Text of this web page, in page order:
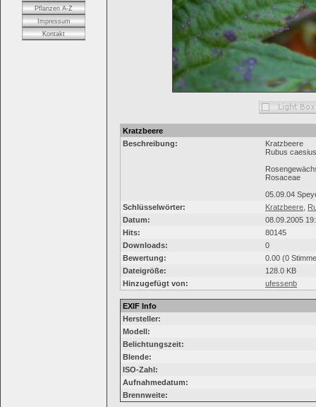
Pflanzen A-Z
Impressum
Kontakt
Kratzbeere
Beschreibung:
Kratzbeere
Rubus caesius
Rosaceae
05.09.04
Schlüsselwörter:
Kratzbeere
Datum:
08.09.2005
Hits:
80145
Downloads:
0
Bewertung:
0.00 (0
Dateigröße:
128.0 KB
Hinzugefügt von:
ufessenb
EXIF Info
Hersteller:
Modell:
Belichtungszeit:
Blende:
ISO-Zahl:
Aufnahmedatum:
Brennweite: